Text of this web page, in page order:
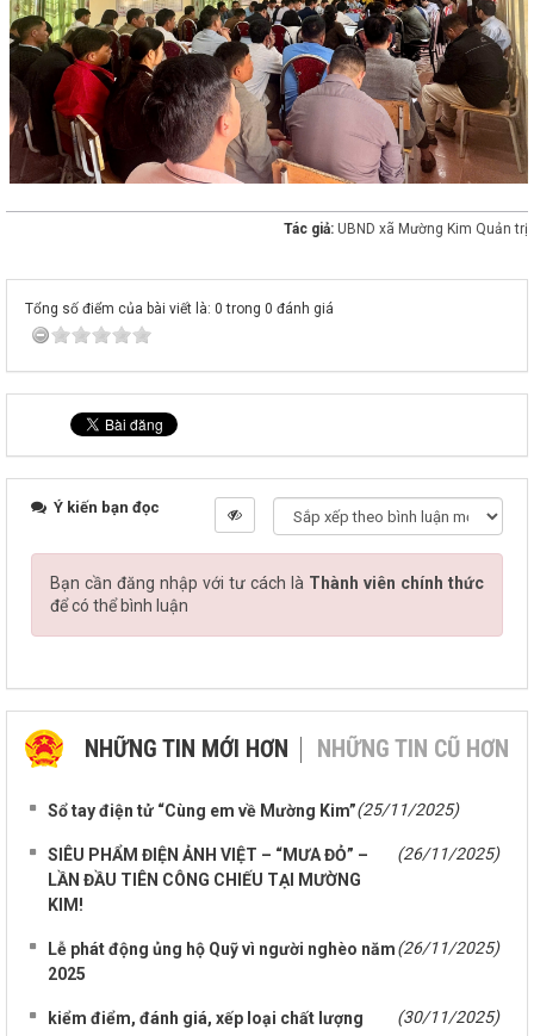
Tác giả: UBND xã Mường Kim Quản trị
Tổng số điểm của bài viết là: 0 trong 0 đánh giá
Ý kiến bạn đọc
Bạn cần đăng nhập với tư cách là Thành viên chính thức
để có thể bình luận
NHỮNG TIN MỚI HƠN NHỮNG TIN CŨ HƠN
Sổ tay điện tử “Cùng em về Mường Kim”(25/11/2025)
SIÊU PHẨM ĐIỆN ẢNH VIỆT – “MƯA ĐỎ” –
LẦN ĐẦU TIÊN CÔNG CHIẾU TẠI MƯỜNG
KIM!
(26/11/2025)
Lễ phát động ủng hộ Quỹ vì người nghèo năm
2025
(26/11/2025)
kiểm điểm, đánh giá, xếp loại chất lượng
(30/11/2025)